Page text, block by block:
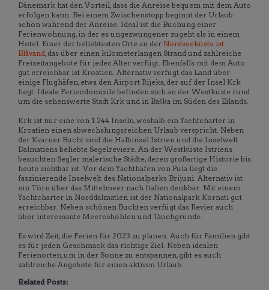
Dänemark hat den Vorteil, dass die Anreise bequem mit dem Auto
erfolgen kann. Bei einem Zwischenstopp beginnt der Urlaub
schon während der Anreise. Ideal ist die Buchung einer
Ferienwohnung, in der es ungezwungener zugeht als in einem
Hotel. Einer der beliebtesten Orte an der Nordseeküste ist
Blåvand, das über einen kilometerlangen Strand und zahlreiche
Freizeitangebote für jedes Alter verfügt. Ebenfalls mit dem Auto
gut erreichbar ist Kroatien. Alternativ verfügt das Land über
einige Flughäfen, etwa den Airport Rijeka, der auf der Insel Krk
liegt. Ideale Feriendomizile befinden sich an der Westküste rund
um die sehenswerte Stadt Krk und in Baška im Süden des Eilands.
Krk ist nur eine von 1.244 Inseln, weshalb ein Yachtcharter in
Kroatien einen abwechslungsreichen Urlaub verspricht. Neben
der Kvarner Bucht sind die Halbinsel Istrien und die Inselwelt
Dalmatiens beliebte Segelreviere. An der Westküste Istriens
besuchten Segler malerische Städte, deren großartige Historie bis
heute sichtbar ist. Vor dem Yachthafen von Pula liegt die
faszinierende Inselwelt des Nationalparks Brijuni. Alternativ ist
ein Törn über das Mittelmeer nach Italien denkbar. Mit einem
Yachtcharter in Norddalmatien ist der Nationalpark Kornati gut
erreichbar. Neben schönen Buchten verfügt das Revier auch
über interessante Meereshöhlen und Tauchgründe.
Es wird Zeit, die Ferien für 2023 zu planen. Auch für Familien gibt
es für jeden Geschmack das richtige Ziel. Neben idealen
Ferienorten, um in der Sonne zu entspannen, gibt es auch
zahlreiche Angebote für einen aktiven Urlaub.
Related Posts: